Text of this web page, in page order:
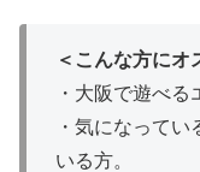
＜こんな方にオ
・大阪で遊べ
・気になって
いる方。